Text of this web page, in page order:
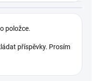
položce.
příspěvky. Prosím